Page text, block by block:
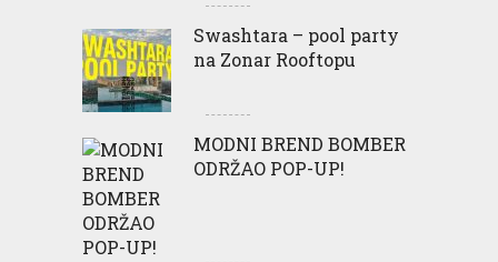
Swashtara – pool party
na Zonar Rooftopu
MODNI BREND BOMBER
ODRŽAO POP-UP!